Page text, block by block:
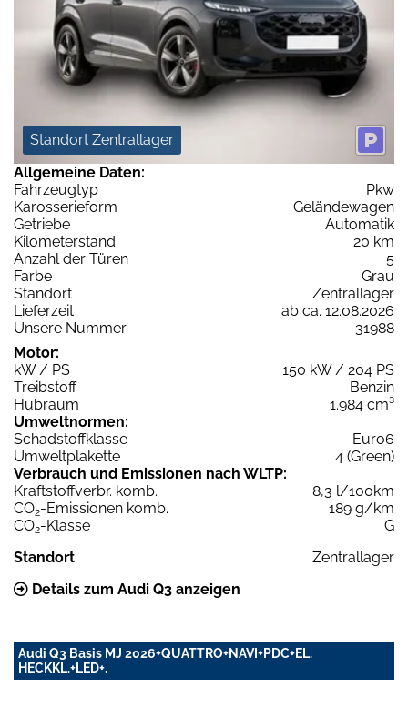
Standort Zentrallager
Allgemeine Daten:
Fahrzeugtyp
Pkw
Karosserieform
Geländewagen
Getriebe
Automatik
Kilometerstand
20 km
Anzahl der Türen
5
Farbe
Grau
Standort
Zentrallager
Lieferzeit
ab ca. 12.08.2026
Unsere Nummer
31988
Motor:
kW / PS
150 kW / 204 PS
Treibstoff
Benzin
Hubraum
1.984 cm³
Umweltnormen:
Schadstoffklasse
Euro6
Umweltplakette
4 (Green)
Verbrauch und Emissionen nach WLTP:
Kraftstoffverbr. komb.
8,3 l/100km
CO2-Emissionen komb.
189 g/km
CO2-Klasse
G
Standort
Zentrallager
Details zum Audi Q3 anzeigen
Audi Q3 Basis MJ 2026+QUATTRO+NAVI+PDC+EL.
HECKKL.+LED+.